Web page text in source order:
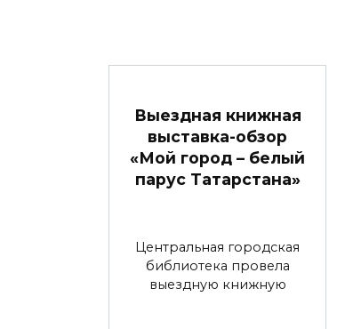
Выездная книжная
выставка-обзор
«Мой город – белый
парус Татарстана»
Центральная городская
библиотека провела
выездную книжную